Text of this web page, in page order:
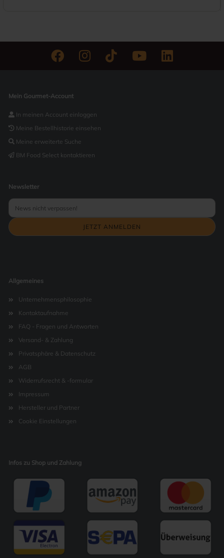
Mein Gourmet-Account
In meinen Account einloggen
Meine Bestellhistorie einsehen
Meine erweiterte Suche
BM Food Select kontaktieren
Newsletter
Allgemeines
Unternehmensphilosophie
Kontaktaufnahme
FAQ - Fragen und Antworten
Versand- & Zahlung
Privatsphäre & Datenschutz
AGB
Widerrufsrecht & -formular
Impressum
Hersteller und Partner
Cookie Einstellungen
Infos zu Shop und Zahlung